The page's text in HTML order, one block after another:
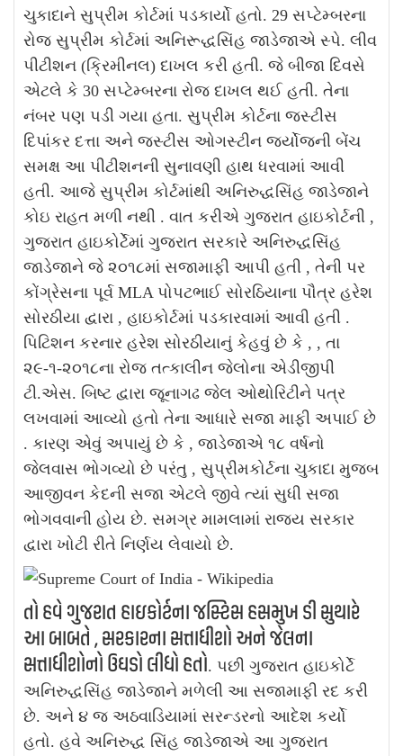
ચુકાદાને સુપ્રીમ કોર્ટમાં પડકાર્યો હતો. 29 સપ્ટેમ્બરના
રોજ સુપ્રીમ કોર્ટમાં અનિરૂદ્ધસિંહ જાડેજાએ સ્પે. લીવ
પીટીશન (ક્રિમીનલ) દાખલ કરી હતી. જે બીજા દિવસે
એટલે કે 30 સપ્ટેમ્બરના રોજ દાખલ થઈ હતી. તેના
નંબર પણ પડી ગયા હતા. સુપ્રીમ કોર્ટના જસ્ટીસ
દિપાંકર દત્તા અને જસ્ટીસ ઓગસ્ટીન જર્યોજની બેંચ
સમક્ષ આ પીટીશનની સુનાવણી હાથ ધરવામાં આવી
હતી. આજે સુપ્રીમ કોર્ટમાંથી અનિરુદ્ધસિંહ જાડેજાને
કોઇ રાહત મળી નથી . વાત કરીએ ગુજરાત હાઇકોર્ટની ,
ગુજરાત હાઇકોર્ટેમાં ગુજરાત સરકારે અનિરુદ્ધસિંહ
જાડેજાને જે ૨૦૧૮માં સજામાફી આપી હતી , તેની પર
કોંગ્રેસના પૂર્વ MLA પોપટભાઈ સોરઠિયાના પૌત્ર હરેશ
સોરઠીયા દ્વારા , હાઇકોર્ટમાં પડકારવામાં આવી હતી .
પિટિશન કરનાર હરેશ સોરઠીયાનું કેહવું છે કે , , તા
૨૯-૧-૨૦૧૮ના રોજ તત્કાલીન જેલોના એડીજીપી
ટી.એસ. બિષ્ટ દ્વારા જૂનાગઢ જેલ ઓથોરિટીને પત્ર
લખવામાં આવ્યો હતો તેના આધારે સજા માફી અપાઈ છે
. કારણ એવું અપાયું છે કે , જાડેજાએ ૧૮ વર્ષનો
જેલવાસ ભોગવ્યો છે પરંતુ , સુપ્રીમકોર્ટના ચુકાદા મુજબ
આજીવન કેદની સજા એટલે જીવે ત્યાં સુધી સજા
ભોગવવાની હોય છે. સમગ્ર મામલામાં રાજ્ય સરકાર
દ્વારા ખોટી રીતે નિર્ણય લેવાયો છે.
તો હવે ગુજરાત હાઇકોર્ટના જસ્ટિસ હસમુખ ડી સુથારે
આ બાબતે , સરકારના સત્તાધીશો અને જેલના
સત્તાધીશોનો ઉઘડો લીધો હતો. પછી ગુજરાત હાઇકોર્ટે
અનિરુદ્ધસિંહ જાડેજાને મળેલી આ સજામાફી રદ કરી
છે. અને ૪ જ અઠવાડિયામાં સરન્ડરનો આદેશ કર્યો
હતો. હવે અનિરુદ્ધ સિંહ જાડેજાએ આ ગુજરાત